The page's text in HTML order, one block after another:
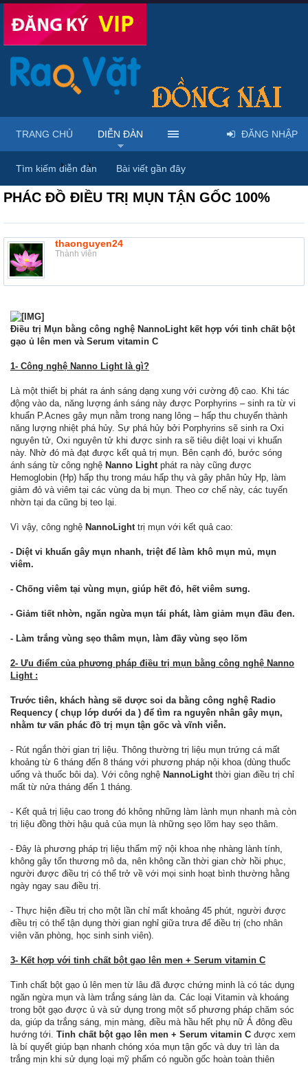
Diễn đàn ... Mỹ phẩm & spa làm đẹp tại Đồng Nai
PHÁC ĐỒ ĐIỀU TRỊ MỤN TẬN GỐC 100%
thaonguyen24
Thành viên
Điều trị Mụn bằng công nghệ NannoLight kết hợp với tinh chất bột
gạo ủ lên men và Serum vitamin C
1- Công nghệ Nanno Light là gì?
Là một thiết bị phát ra ánh sáng dạng xung với cường độ cao. Khi tác
động vào da, năng lượng ánh sáng này được Porphyrins – sinh ra từ vi
khuẩn P.Acnes gây mụn nằm trong nang lông – hấp thu chuyển thành
năng lượng nhiệt phá hủy. Sự phá hủy bởi Porphyrins sẽ sinh ra Oxi
nguyên tử, Oxi nguyên tử khi được sinh ra sẽ tiêu diệt loại vi khuẩn
này. Nhờ đó mà đạt được kết quả trị mụn. Bên cạnh đó, bước sóng
ánh sáng từ công nghệ Nanno Lightphát ra này cũng được
Hemoglobin (Hp) hấp thụ trong máu hấp thụ và gây phân hủy Hp, làm
giảm đỏ và viêm tại các vùng da bị mụn. Theo cơ chế này, các tuyến
nhờn tại da cũng bị teo lại.
Vì vậy, công nghệ NannoLighttrị mụn với kết quả cao:
- Diệt vi khuẩn gây mụn nhanh, triệt để làm khô mụn mủ, mụn
viêm.
- Chống viêm tại vùng mụn, giúp hết đỏ, hết viêm sưng.
- Giảm tiết nhờn, ngăn ngừa mụn tái phát, làm giảm mụn đầu đen.
- Làm trắng vùng sẹo thâm mụn, làm đầy vùng sẹo lõm
2- Ưu điểm của phương pháp điều trị mụn bằng công nghệ Nanno
Light :
Trước tiên, khách hàng sẽ dược soi da bằng công nghệ Radio
Requency ( chụp lớp dưới da ) để tìm ra nguyên nhân gây mụn,
nhằm tư vấn phác đồ trị mụn tận gốc và vĩnh viễn.
- Rút ngắn thời gian trị liệu. Thông thường trị liệu mụn trứng cá mất
khoảng từ 6 tháng đến 8 tháng với phương pháp nội khoa (dùng thuốc
uống và thuốc bôi da). Với công nghệ NannoLightthời gian điều trị chỉ
mất từ nửa tháng đến 1 tháng.
- Kết quả trị liệu cao trong đó không những làm lành mụn nhanh mà còn
trị liệu đồng thời hậu quả của mụn là những sẹo lõm hay sẹo thâm.
- Đây là phương pháp trị liệu thẩm mỹ nội khoa nhẹ nhàng lành tính,
không gây tổn thương mô da, nên không cần thời gian chờ hồi phục,
người được điều trị có thể trở về với mọi sinh hoạt bình thường hằng
ngày ngay sau điều trị.
- Thực hiện điều trị cho một lần chỉ mất khoảng 45 phút, người được
điều trị có thể tận dụng thời gian nghỉ giữa trưa để điều trị (cho nhân
viên văn phòng, học sinh sinh viên).
3- Kết hợp với tinh chất bột gạo lên men + Serum vitamin C
Tinh chất bột gạo ủ lên men từ lâu đã được chứng minh là có tác dụng
ngăn ngừa mụn và làm trắng sáng làn da. Các loại Vitamin và khoáng
trong bột gạo được ủ và sử dụng trong một số phương pháp chăm sóc
da, giúp da trắng sáng, mịn màng, điều mà hầu hết phụ nữ Á đông đều
hướng tới. Tinh chất bột gạo lên men + Serum vitamin C được xem
là bí quyết giúp bạn nhanh chóng xóa mụn tận gốc và duy trì làn da
trắng mịn khi sử dụng loại mỹ phẩm có nguồn gốc hoàn toàn thiên
TRANG CHỦ DIỄN ĐÀN
Tìm kiếm diễn đàn Bài viết gần đây
ĐĂNG NHẬP